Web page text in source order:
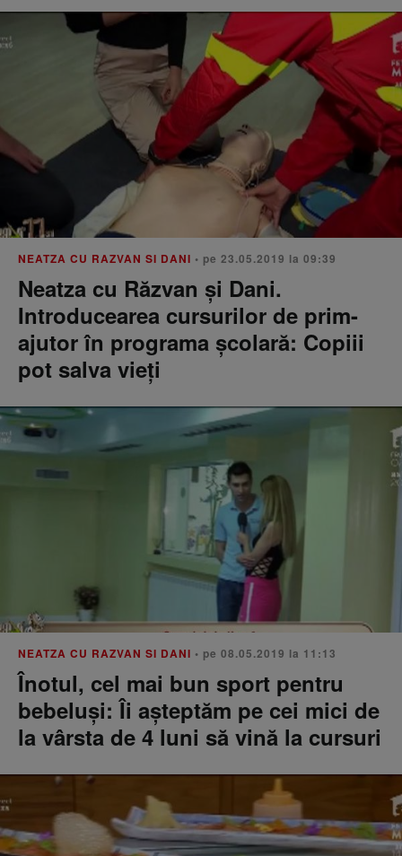
NEATZA CU RAZVAN SI DANI • pe 23.05.2019 la 09:39
Neatza cu Răzvan și Dani.
Introducearea cursurilor de prim-
ajutor în programa școlară: Copiii
pot salva vieți
NEATZA CU RAZVAN SI DANI • pe 08.05.2019 la 11:13
Înotul, cel mai bun sport pentru
bebeluși: Îi așteptăm pe cei mici de
la vârsta de 4 luni să vină la cursuri